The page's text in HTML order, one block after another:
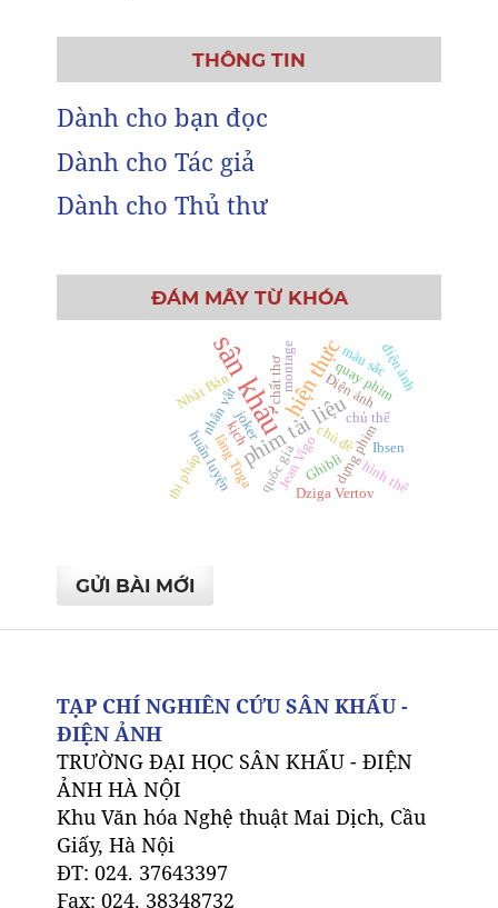
THÔNG TIN
Dành cho bạn đọc
Dành cho Tác giả
Dành cho Thủ thư
ĐÁM MÂY TỪ KHÓA
sân khấu
phim tài liệu
hiện thựcĐiện ảnh
chất thơ
nhân vật
chủ đề
dựng phim
quay phim
Jean Vigo
joker
làng Toga
huấn luyện hình thể
Nhật Bản
Dziga Vertov
màu sắc
quốc gia
kịch
thi pháp
chủ thể
montage điện ảnh
Ibsen
Ghibli
GỬI BÀI MỚI
TẠP CHÍ NGHIÊN CỨU SÂN KHẤU -
ĐIỆN ẢNH
TRƯỜNG ĐẠI HỌC SÂN KHẤU - ĐIỆN
ẢNH HÀ NỘI
Khu Văn hóa Nghệ thuật Mai Dịch, Cầu
Giấy, Hà Nội
ĐT: 024. 37643397
Fax: 024. 38348732